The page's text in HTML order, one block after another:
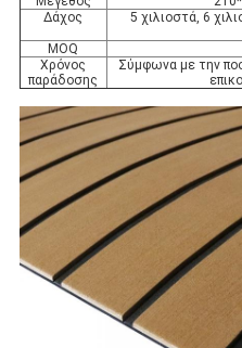
Δάχος
5 χιλιοστά, 6
MOQ
Χρόνος
παράδοσης
Σύμφωνα με την